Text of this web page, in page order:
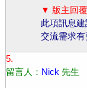
▼ 版主回覆
此項訊息
交流需求
5.
留言人： Nick 先生